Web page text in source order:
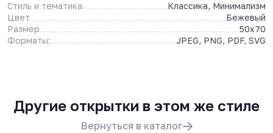
Стиль и тематика
Классика, Минимализм
Цвет
Бежевый
Размер
50x70
Форматы:
JPEG, PNG, PDF, SVG
Другие открытки в этом же стиле
Вернуться в каталог